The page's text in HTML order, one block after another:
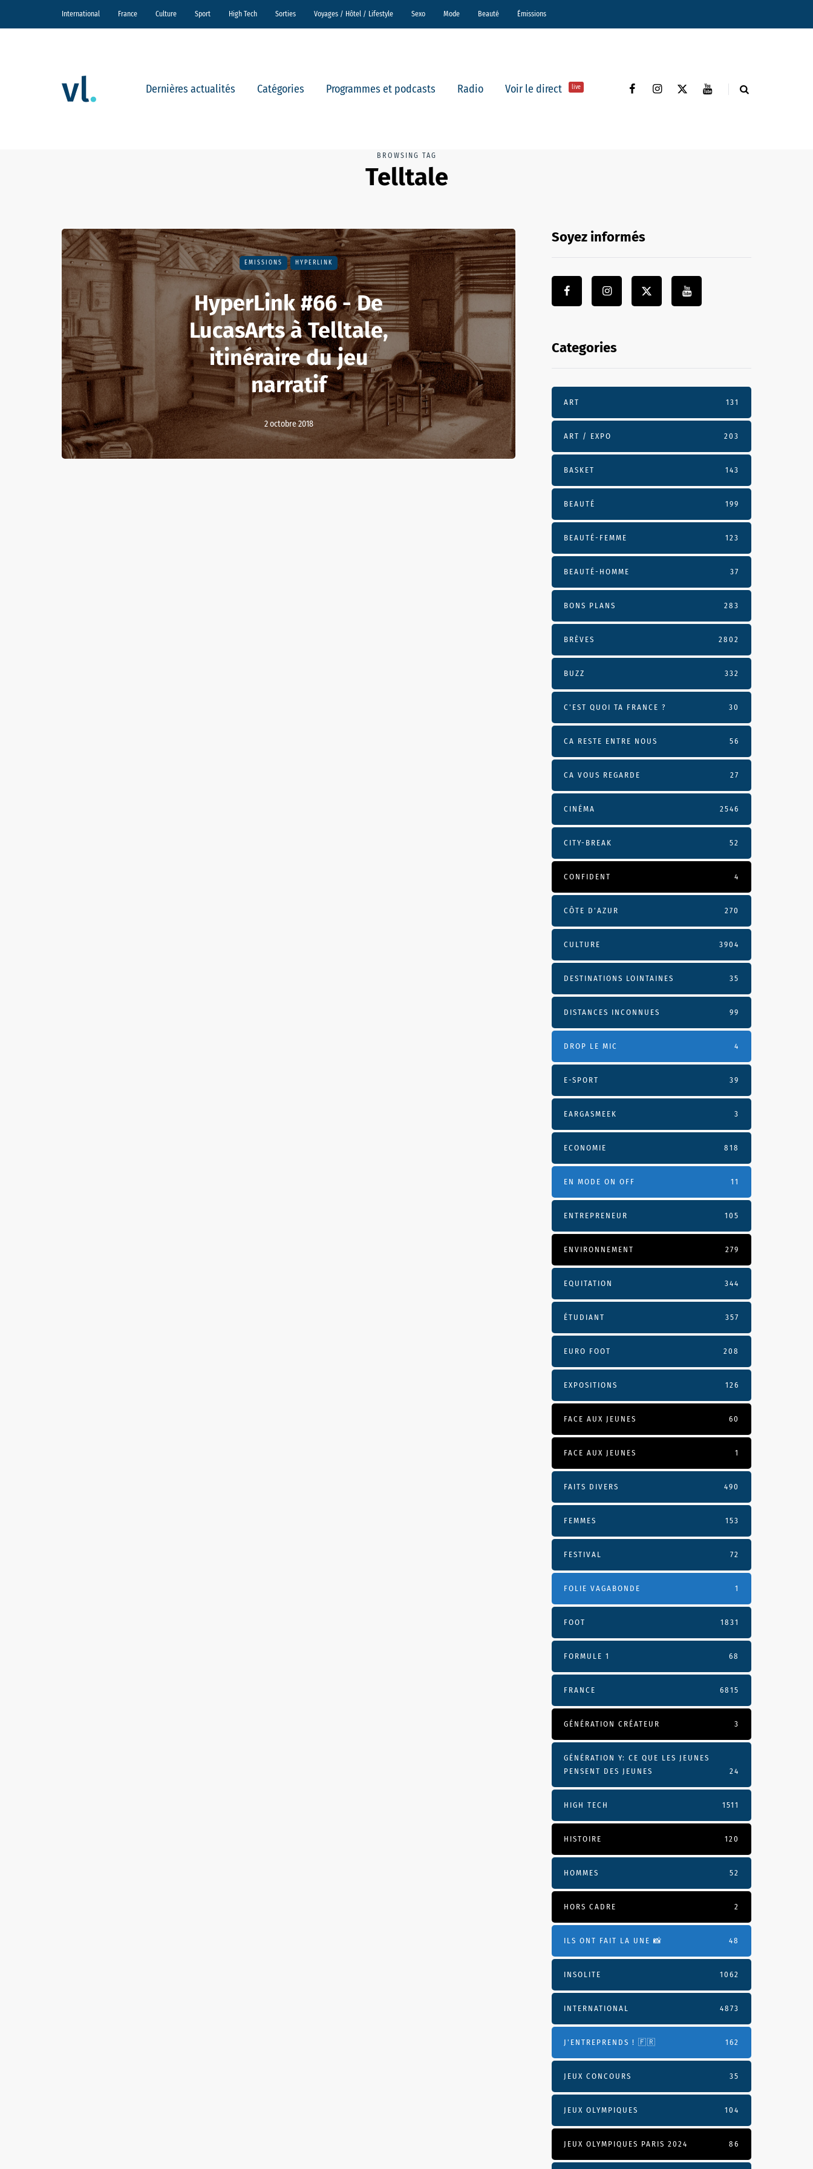
International France Culture Sport High Tech Sorties Voyages / Hôtel / Lifestyle Sexo Mode Beauté Émissions
Dernières actualités Catégories Programmes et podcasts Radio Voir le direct live
BROWSING TAG
Telltale
EMISSIONS HYPERLINK
HyperLink #66 - De
LucasArts à Telltale,
itinéraire du jeu
narratif
2 octobre 2018
Soyez informés
Categories
ART 131
ART / EXPO 203
BASKET 143
BEAUTÉ 199
BEAUTÉ-FEMME 123
BEAUTÉ-HOMME 37
BONS PLANS 283
BRÈVES 2802
BUZZ 332
C'EST QUOI TA FRANCE ? 30
CA RESTE ENTRE NOUS 56
CA VOUS REGARDE 27
CINÉMA 2546
CITY-BREAK 52
CONFIDENT 4
CÔTE D’AZUR 270
CULTURE 3904
DESTINATIONS LOINTAINES 35
DISTANCES INCONNUES 99
DROP LE MIC 4
E-SPORT 39
EARGASMEEK 3
ECONOMIE 818
EN MODE ON OFF 11
ENTREPRENEUR 105
ENVIRONNEMENT 279
EQUITATION 344
ÉTUDIANT 357
EURO FOOT 208
EXPOSITIONS 126
FACE AUX JEUNES 60
FACE AUX JEUNES 1
FAITS DIVERS 490
FEMMES 153
FESTIVAL 72
FOLIE VAGABONDE 1
FOOT 1831
FORMULE 1 68
FRANCE 6815
GÉNÉRATION CRÉATEUR 3
GÉNÉRATION Y: CE QUE LES JEUNES
PENSENT DES JEUNES
24
HIGH TECH 1511
HISTOIRE 120
HOMMES 52
HORS CADRE 2
ILS ONT FAIT LA UNE 📸 48
INSOLITE 1062
INTERNATIONAL 4873
J'ENTREPRENDS ! 🇫🇷 162
JEUX CONCOURS 35
JEUX OLYMPIQUES 104
JEUX OLYMPIQUES PARIS 2024 86